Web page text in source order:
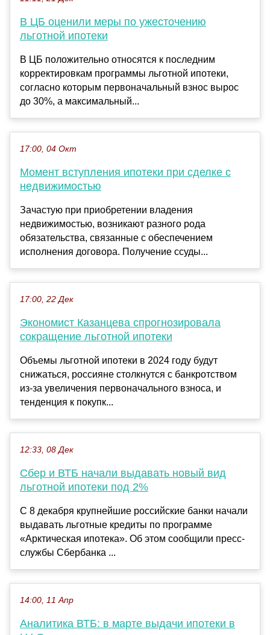
В ЦБ оценили меры по ужесточению
льготной ипотеки
В ЦБ положительно относятся к последним
корректировкам программы льготной ипотеки,
согласно которым первоначальный взнос вырос
до 30%, а максимальный...
17:00, 04 Окт
Момент вступления ипотеки при сделке с
недвижимостью
Зачастую при приобретении владения
недвижимостью, возникают разного рода
обязательства, связанные с обеспечением
исполнения договора. Получение ссуды...
17:00, 22 Дек
Экономист Казанцева спрогнозировала
сокращение льготной ипотеки
Объемы льготной ипотеки в 2024 году будут
снижаться, россияне столкнутся с банкротством
из-за увеличения первоначального взноса, и
тенденция к покупк...
12:33, 08 Дек
Сбер и ВТБ начали выдавать новый вид
льготной ипотеки под 2%
С 8 декабря крупнейшие российские банки начали
выдавать льготные кредиты по программе
«Арктическая ипотека». Об этом сообщили пресс-
службы Сбербанка ...
14:00, 11 Апр
Аналитика ВТБ: в марте выдачи ипотеки в